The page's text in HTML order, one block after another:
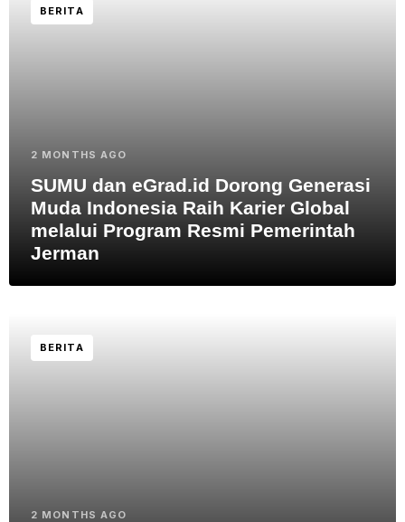
BERITA
2 MONTHS AGO
SUMU dan eGrad.id Dorong Generasi
Muda Indonesia Raih Karier Global
melalui Program Resmi Pemerintah
Jerman
BERITA
2 MONTHS AGO